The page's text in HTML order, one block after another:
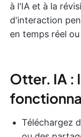
à l'IA et à la
d'interaction
en temps réel
Otter. IA :
Téléchargez